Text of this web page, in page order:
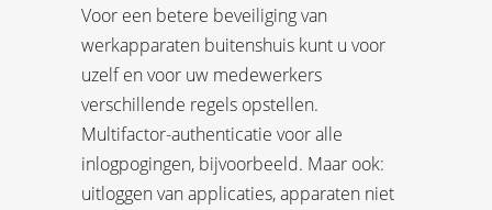
Voor een betere beveiliging van
werkapparaten buitenshuis kunt u voor
uzelf en voor uw medewerkers
verschillende regels opstellen.
Multifactor-authenticatie voor alle
inlogpogingen, bijvoorbeeld. Maar ook:
uitloggen van applicaties, apparaten niet